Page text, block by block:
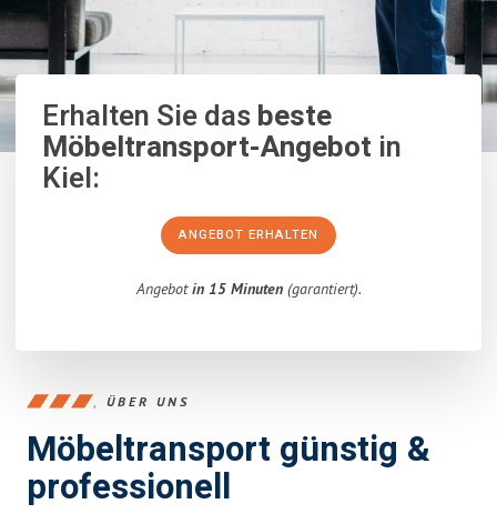
Erhalten Sie dasbeste
Möbeltransport-Angebot in
Kiel:
ANGEBOT ERHALTEN
Angebotin 15 Minuten(garantiert).
ÜBER UNS
Möbeltransport günstig &
professionell